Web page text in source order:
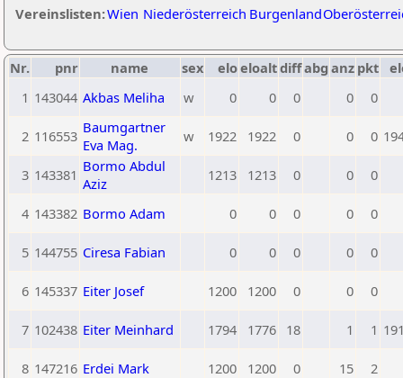
Vereinslisten:Wien Niederösterreich Burgenland
Nr. pnr name sex eloeloaltdiffabg anz pkt
1 143044 Akbas Meliha w 0 0 0 0 0
2 116553 Baumgartner
Eva Mag.
w 1922 1922 0 0 0
3 143381 Bormo Abdul
Aziz
1213 1213 0 0 0
4 143382 Bormo Adam 0 0 0 0 0
5 144755 Ciresa Fabian 0 0 0 0 0
6 145337 Eiter Josef 1200 1200 0 0 0
7 102438 Eiter Meinhard 1794 1776 18 1 1
8 147216 Erdei Mark 1200 1200 0 15 2